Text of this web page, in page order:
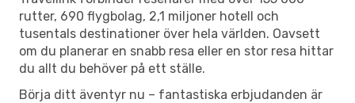
rutter, 690 flygbolag, 2,1 miljoner hotell och
tusentals destinationer över hela världen. Oavsett
om du planerar en snabb resa eller en stor resa hittar
du allt du behöver på ett ställe.
Börja ditt äventyr nu – fantastiska erbjudanden är